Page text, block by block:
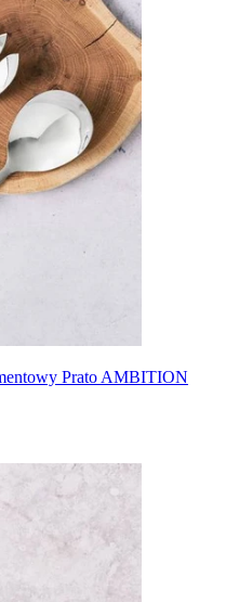
Prato AMBITION